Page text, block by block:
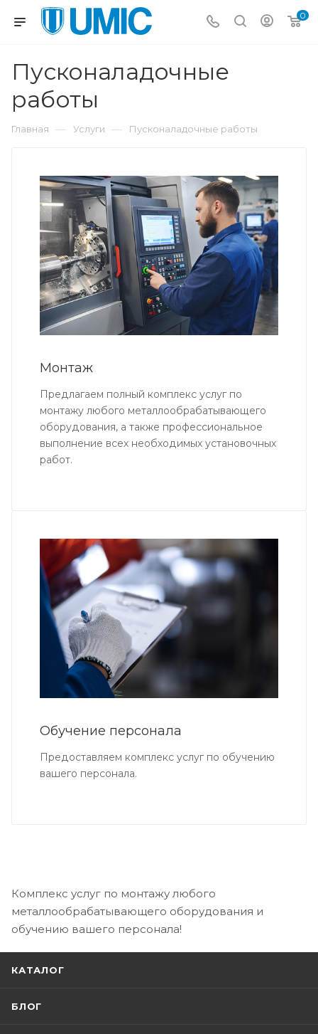
0
Пусконаладочные
работы
Главная — Услуги — Пусконаладочные работы
Монтаж
Предлагаем полный комплекс услуг по
монтажу любого металлообрабатывающего
оборудования, а также профессиональное
выполнение всех необходимых установочных
работ.
Обучение персонала
Предоставляем комплекс услуг по обучению
вашего персонала.
Комплекс услуг по монтажу любого
металлообрабатывающего оборудования и
обучению вашего персонала!
КАТАЛОГ
БЛОГ